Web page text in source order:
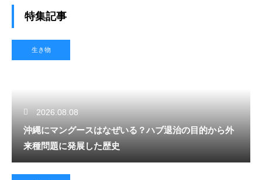
特集記事
生き物
2026.08.08
沖縄にマングースはなぜいる？ハブ退治の目的から外
来種問題に発展した歴史